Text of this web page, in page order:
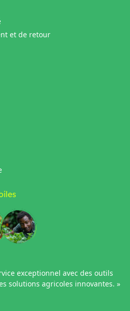
et de retour
exceptionnel avec des outils
solutions agricoles innovantes. »